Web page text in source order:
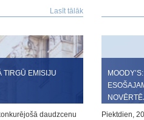
Lasīt tālāk
TIRGŪ EMISIJU
daudzcenu
Piektdien,